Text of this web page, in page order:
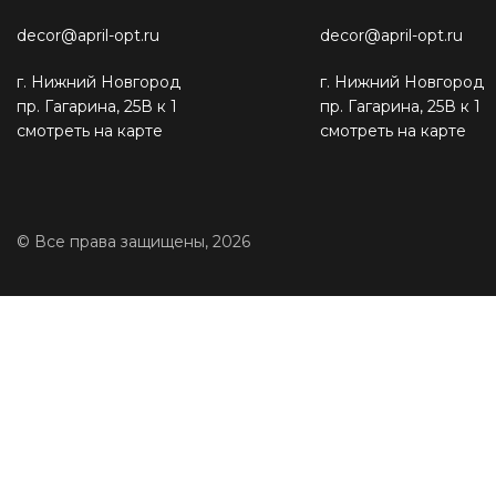
decor@april-opt.ru
г. Нижний Новгород
пр. Гагарина, 25В к 1
смотреть на карте
decor@april-opt.ru
г. Нижний Новгород
пр. Гагарина, 25В к 1
смотреть на карте
© Все права защищены, 2026